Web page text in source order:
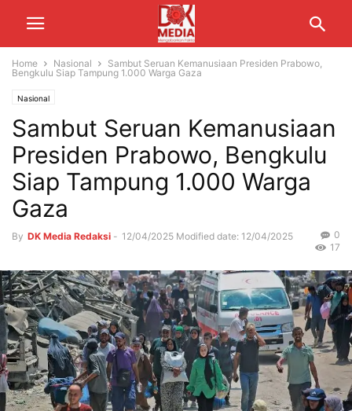
Home Nasional
Sambut Seruan Kemanusiaan Presiden Prabowo,
Bengkulu Siap Tampung 1.000 Warga Gaza
Nasional
Sambut Seruan Kemanusiaan
Presiden Prabowo, Bengkulu
Siap Tampung 1.000 Warga
Gaza
By DK Media Redaksi - 12/04/2025 Modified date: 12/04/2025
0
17